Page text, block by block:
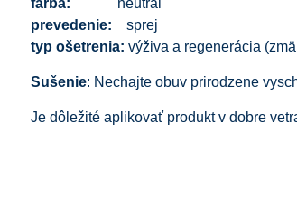
prevedenie: sprej
typ ošetrenia: výživa a regenerácia
Sušenie: Nechajte obuv prirodzene
Je dôležité aplikovať produkt v dobre